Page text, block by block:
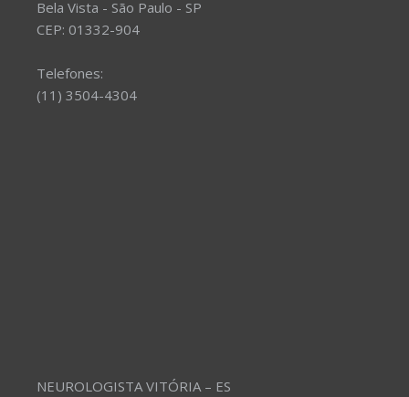
Bela Vista - São Paulo - SP
CEP: 01332-904
Telefones:
(11) 3504-4304
NEUROLOGISTA VITÓRIA – ES